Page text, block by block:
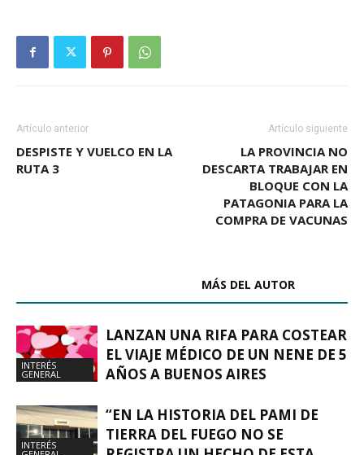
Artículo anterior
DESPISTE Y VUELCO EN LA
RUTA 3
Artículo siguiente
LA PROVINCIA NO
DESCARTA TRABAJAR EN
BLOQUE CON LA
PATAGONIA PARA LA
COMPRA DE VACUNAS
MÁS DEL AUTOR
INTERÉS
GENERAL
LANZAN UNA RIFA PARA COSTEAR
EL VIAJE MÉDICO DE UN NENE DE 5
AÑOS A BUENOS AIRES
INTERÉS
“EN LA HISTORIA DEL PAMI DE
TIERRA DEL FUEGO NO SE